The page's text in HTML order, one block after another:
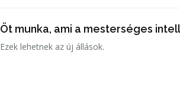
Öt munka, ami a mesterséges
Ezek lehetnek az új állások.